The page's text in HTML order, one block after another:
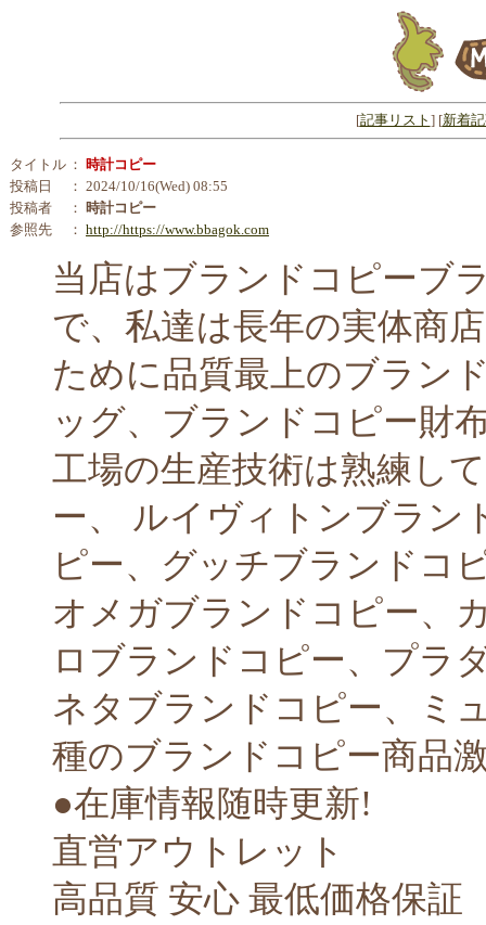
[記事リスト ] [新着
タイトル ： 時計コピー
投稿日
： 2024/10/16(Wed) 08:55
投稿者
： 時計コピー
参照先
： http://https://www.bbagok.com
当店はブランドコピーブ
で、私達は長年の実体商
ために品質最上のブラン
ッグ、ブランドコピー財
工場の生産技術は熟練し
ー、 ルイヴィトンブラン
ピー、グッチブランドコ
オメガブランドコピー、
ロブランドコピー、プラ
ネタブランドコピー、ミ
種のブランドコピー商品
●在庫情報随時更新!
直営アウトレット
高品質 安心 最低価格保証